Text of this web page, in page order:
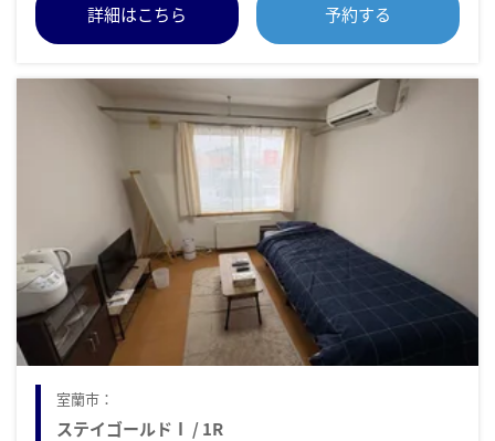
詳細はこちら 予約する
室蘭市：
ステイゴールドⅠ / 1R